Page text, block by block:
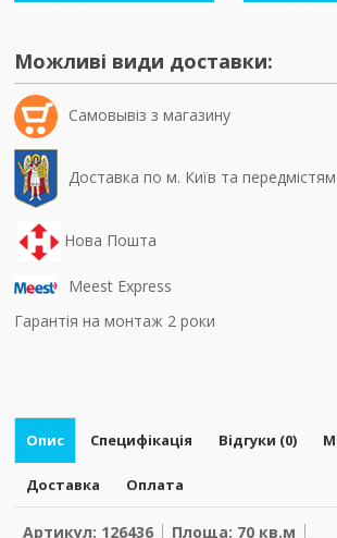
Можливі види доставки:
Самовывiз з магазину
Доставка по м. Київ та
Нова Пошта
Meest Express
Гарантія на монтаж 2 роки
Опис Специфікація Відгуки (0)
Доставка Оплата
Артикул: 126436
Площа: 70 кв.м